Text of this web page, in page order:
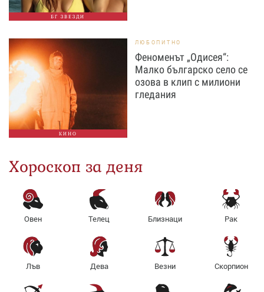
БГ ЗВЕЗДИ
КИНО
ЛЮБОПИТНО
Феноменът „Одисея“:
Малко българско село се
озова в клип с милиони
гледания
Хороскоп за деня
Овен Телец Близнаци Рак
Лъв Дева Везни Скорпион